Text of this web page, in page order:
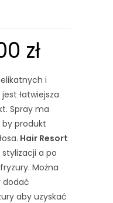
zł
i
łatwiejsza
Spray ma
by produkt
Hair Resort
a po
Można
dodać
aby uzyskać